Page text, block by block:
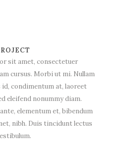
sit amet, consectetuer
cursus. Morbi ut mi. Nullam
id, condimentum at, laoreet
eleifend nonummy diam.
elementum et, bibendum
nibh. Duis tincidunt lectus